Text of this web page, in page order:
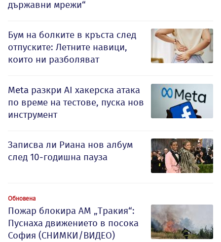
държавни мрежи“
Бум на болките в кръста след
отпуските: Летните навици,
които ни разболяват
Meta разкри AI хакерска атака
по време на тестове, пуска нов
инструмент
Записва ли Риана нов албум
след 10-годишна пауза
Обновена
Пожар блокира АМ „Тракия“:
Пуснаха движението в посока
София (СНИМКИ/ВИДЕО)